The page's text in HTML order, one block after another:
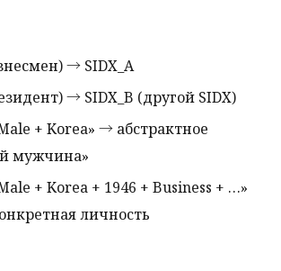
→ SIDX_A
→ SIDX_B (другой SIDX)
+ Korea» → абстрактное
мужчина»
+ Korea + 1946 + Business + …»
личность